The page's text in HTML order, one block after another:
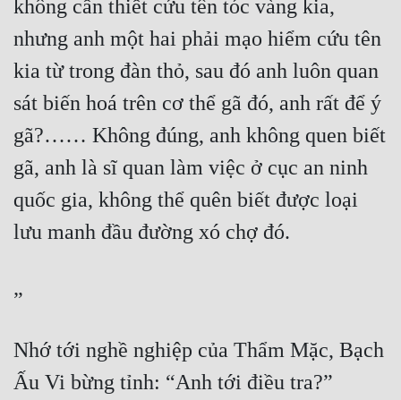
Đồng Nhân
Cẩu Đạo Trường Sinh
Ngự Thú
Truyện Nam
Truyện Nữ
Vô Địch Lưu
Đẹp Hiệp
không cần thiết cứu tên tóc vàng kia,
nhưng anh một hai phải mạo hiểm cứu tên
kia từ trong đàn thỏ, sau đó anh luôn quan
sát biến hoá trên cơ thể gã đó, anh rất để ý
gã?…… Không đúng, anh không quen biết
gã, anh là sĩ quan làm việc ở cục an ninh
quốc gia, không thể quên biết được loại
lưu manh đầu đường xó chợ đó.
”
Nhớ tới nghề nghiệp của Thẩm Mặc, Bạch
Ấu Vi bừng tỉnh: “Anh tới điều tra?”